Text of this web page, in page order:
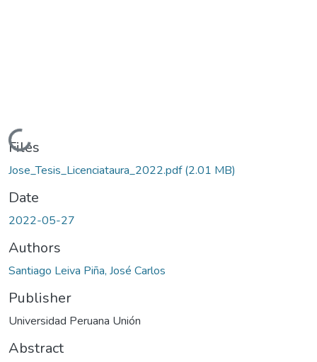
Loading...
Files
Jose_Tesis_Licenciataura_2022.pdf(2.01 MB)
Date
2022-05-27
Authors
Santiago Leiva Piña, José Carlos
Publisher
Universidad Peruana Unión
Abstract